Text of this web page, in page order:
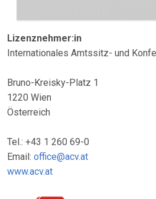
Lizenznehmer:in
Internationales Amtssitz- und
Bruno-Kreisky-Platz 1
1220 Wien
Österreich
Tel.: +43 1 260 69-0
Email: office@acv.at
www.acv.at